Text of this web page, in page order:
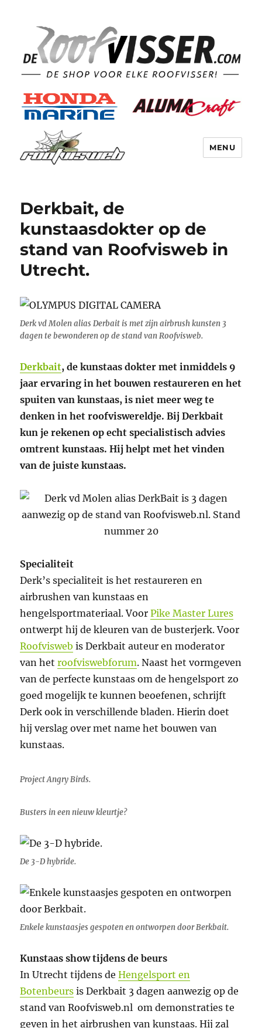
MENU
Derkbait, de
kunstaasdokter op de
stand van Roofvisweb in
Utrecht.
Derk vd Molen alias Derbait is met zijn airbrush kunsten 3
dagen te bewonderen op de stand van Roofvisweb.
Derkbait, de kunstaas dokter met inmiddels 9
jaar ervaring in het bouwen restaureren en het
spuiten van kunstaas, is niet meer weg te
denken in het roofviswereldje. Bij Derkbait
kun je rekenen op echt specialistisch advies
omtrent kunstaas. Hij helpt met het vinden
van de juiste kunstaas.
Specialiteit
Derk’s specialiteit is het restaureren en
airbrushen van kunstaas en
hengelsportmateriaal. VoorPike Master Lures
ontwerpt hij de kleuren van de busterjerk. Voor
Roofvisweb is Derkbait auteur en moderator
van hetroofviswebforum. Naast het vormgeven
van de perfecte kunstaas om de hengelsport zo
goed mogelijk te kunnen beoefenen, schrijft
Derk ook in verschillende bladen. Hierin doet
hij verslag over met name het bouwen van
kunstaas.
Project Angry Birds.
Busters in een nieuw kleurtje?
De 3-D hybride.
Enkele kunstaasjes gespoten en ontworpen door Berkbait.
Kunstaas show tijdens de beurs
In Utrecht tijdens deHengelsport en
Botenbeurs is Derkbait 3 dagen aanwezig op de
stand van Roofvisweb.nl om demonstraties te
geven in het airbrushen van kunstaas. Hij zal